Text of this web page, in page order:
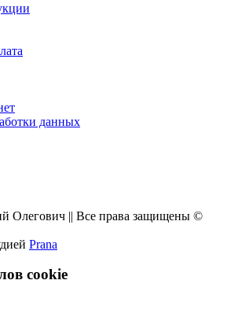
данных
Олегович || Все права защищены ©
Prana
cookie